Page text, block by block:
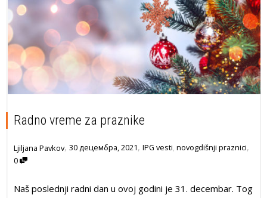
Radno vreme za praznike
Ljiljana Pavkov, 30 децембра, 2021, IPG vesti, novogdišnji praznici,
0
Naš poslednji radni dan u ovoj godini je 31. decembar. Tog